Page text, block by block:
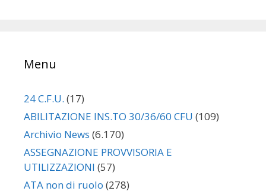
Menu
24 C.F.U. (17)
ABILITAZIONE INS.TO 30/36/60 CFU (109)
Archivio News (6.170)
ASSEGNAZIONE PROVVISORIA E
UTILIZZAZIONI (57)
ATA non di ruolo (278)